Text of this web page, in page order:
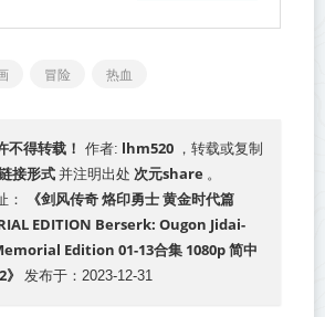
冒险 热血
不得转载！ 作者: lhm520 ，转载或复制
接形式 并注明出处 次元share 。
：
《剑风传奇 烙印勇士 黄金时代篇
EDITION Berserk: Ougon Jidai-
Edition 01-13合集 1080p 简中
发布于：2023-12-31